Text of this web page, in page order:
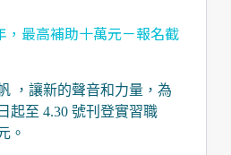
，最高補助十萬元－報名截
，讓新的聲音和力量，為
起至 4.30 號刊登實習職
。